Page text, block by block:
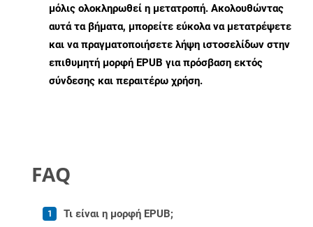
μόλις ολοκληρωθεί η μετατροπή. Ακολουθώντας
αυτά τα βήματα, μπορείτε εύκολα να μετατρέψετε
και να πραγματοποιήσετε λήψη ιστοσελίδων στην
επιθυμητή μορφή EPUB για πρόσβαση εκτός
σύνδεσης και περαιτέρω χρήση.
FAQ
Τι είναι η μορφή EPUB;